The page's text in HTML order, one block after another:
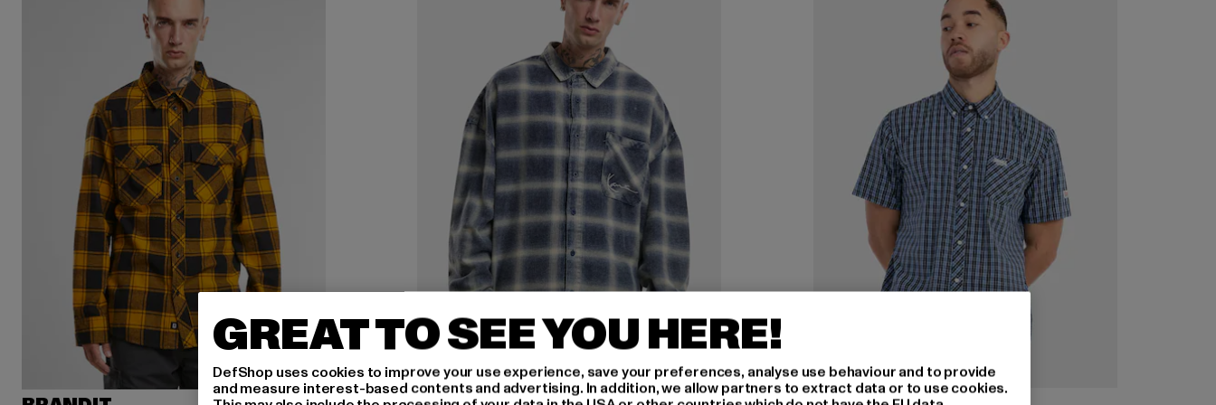
GREAT TO SEE YOU HERE!
DefShop uses cookies to improve your use experience, save your preferences, analyse use behaviour and to provide
and measure interest-based contents and advertising. In addition, we allow partners to extract data or to use cookies.